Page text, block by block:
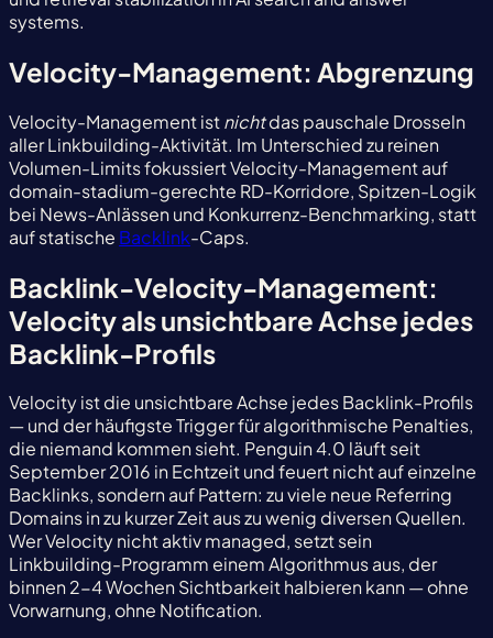
systems.
Velocity-Management: Abgrenzung
Velocity-Management istnichtdas pauschale Drosseln
aller Linkbuilding-Aktivität. Im Unterschied zu reinen
Volumen-Limits fokussiert Velocity-Management auf
domain-stadium-gerechte RD-Korridore, Spitzen-Logik
bei News-Anlässen und Konkurrenz-Benchmarking, statt
auf statische Backlink-Caps.
Backlink-Velocity-Management:
Velocity als unsichtbare Achse jedes
Backlink-Profils
Velocity ist die unsichtbare Achse jedes Backlink-Profils
— und der häufigste Trigger für algorithmische Penalties,
die niemand kommen sieht. Penguin 4.0 läuft seit
September 2016 in Echtzeit und feuert nicht auf einzelne
Backlinks, sondern auf Pattern: zu viele neue Referring
Domains in zu kurzer Zeit aus zu wenig diversen Quellen.
Wer Velocity nicht aktiv managed, setzt sein
Linkbuilding-Programm einem Algorithmus aus, der
binnen 2-4 Wochen Sichtbarkeit halbieren kann — ohne
Vorwarnung, ohne Notification.